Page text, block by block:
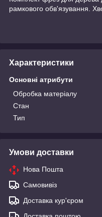
рамкового обв'язування.
Характеристики
Основні атрибути
Обробка матеріалу
Стан
Тип
Умови доставки
Нова Пошта
Самовивіз
Доставка кур'єром